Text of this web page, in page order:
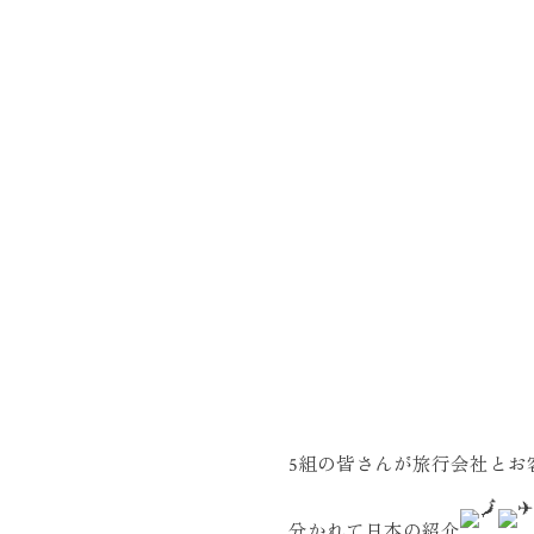
5組の皆さんが旅行会社とお